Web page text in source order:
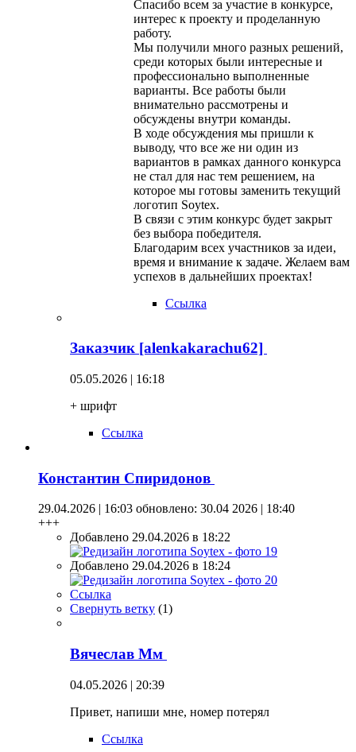
Спасибо всем за участие в конкурсе,
интерес к проекту и проделанную
работу.
Мы получили много разных решений,
среди которых были интересные и
профессионально выполненные
варианты. Все работы были
внимательно рассмотрены и
обсуждены внутри команды.
В ходе обсуждения мы пришли к
выводу, что все же ни один из
вариантов в рамках данного конкурса
не стал для нас тем решением, на
которое мы готовы заменить текущий
логотип Soytex.
В связи с этим конкурс будет закрыт
без выбора победителя.
Благодарим всех участников за идеи,
время и внимание к задаче. Желаем вам
успехов в дальнейших проектах!
Ссылка
Заказчик [alenkakarachu62]
05.05.2026 | 16:18
+ шрифт
Ссылка
Константин Спиридонов
29.04.2026 | 16:03 обновлено: 30.04 2026 | 18:40
+++
Добавлено 29.04.2026 в 18:22
Добавлено 29.04.2026 в 18:24
Ссылка
Свернуть ветку (1)
Вячеслав Мм
04.05.2026 | 20:39
Привет, напиши мне, номер потерял
Ссылка